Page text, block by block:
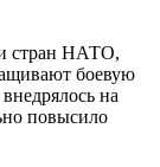
стран НАТО,
боевую
на
повысило